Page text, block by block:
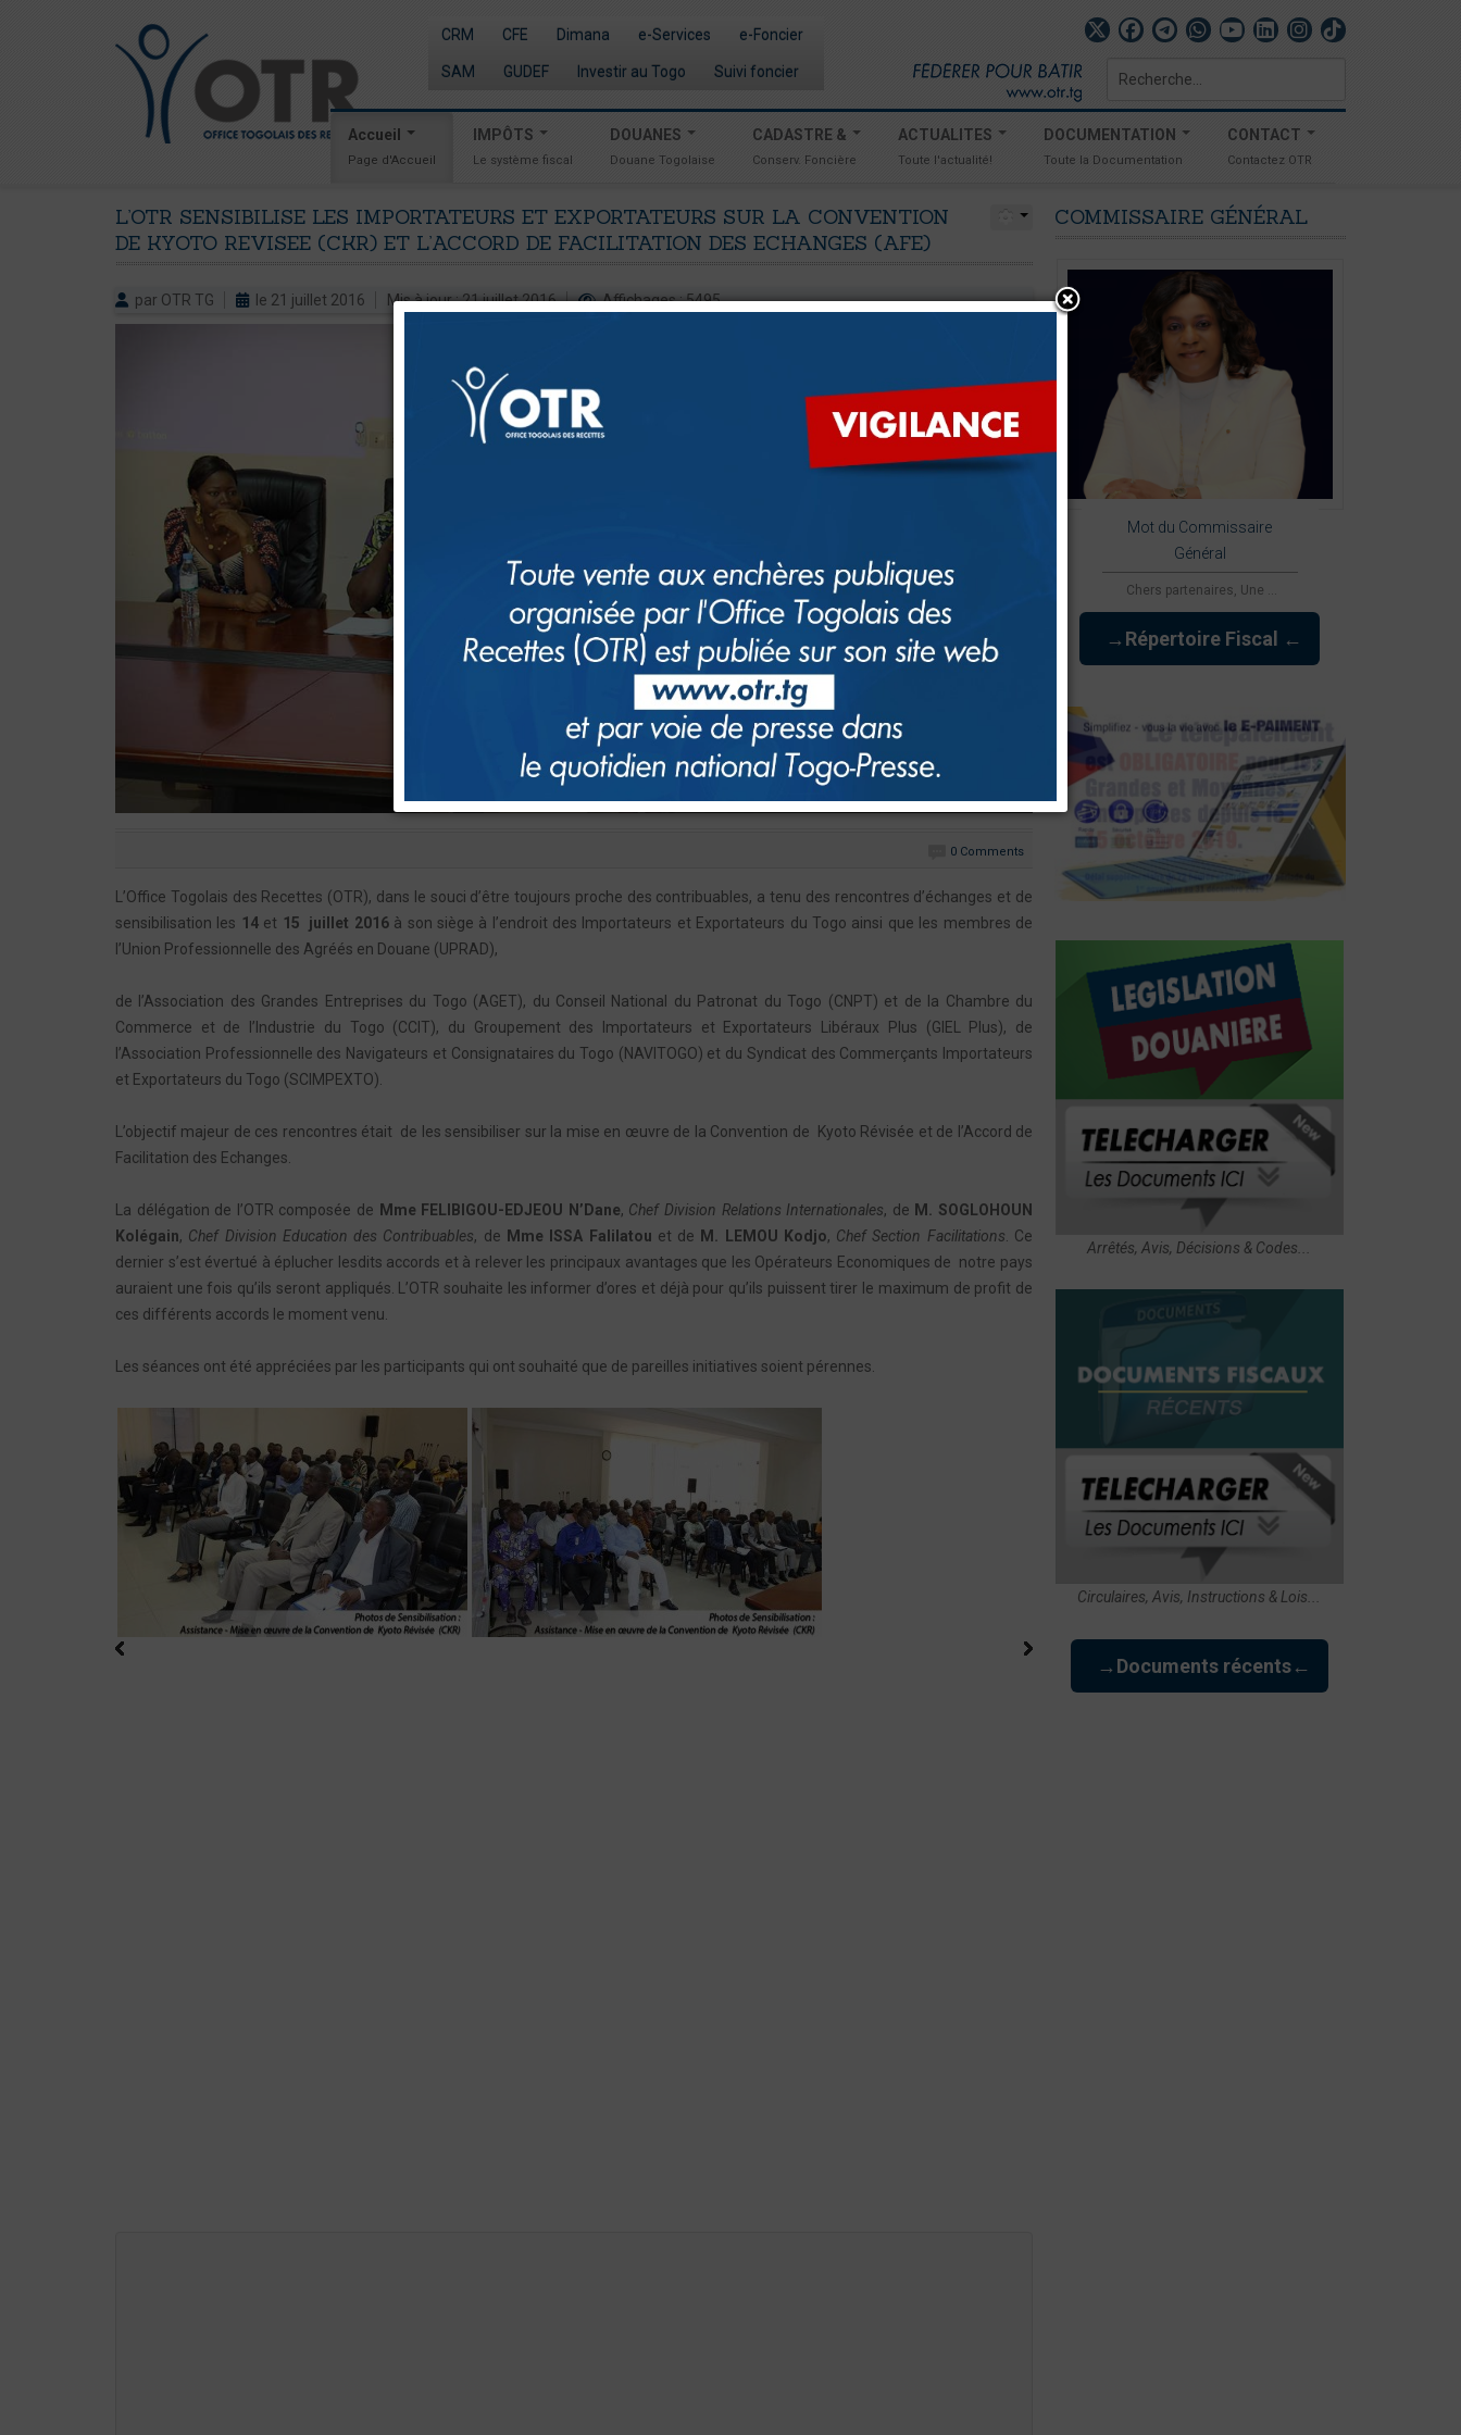
CRM CFE Dimana e-Services e-Foncier
SAM GUDEF Investir au Togo Suivi foncier Rechercher
Accueil
Page d'Accueil
IMPÔTS
Le système fiscal
DOUANES
Douane Togolaise
CADASTRE &
Conserv. Foncière
ACTUALITES
Toute l'actualité!
DOCUMENTATION
Toute la Documentation
CONTACT
Contactez OTR
L’OTR SENSIBILISE LES IMPORTATEURS ET EXPORTATEURS SUR LA CONVENTION
DE KYOTO REVISEE (CKR) ET L’ACCORD DE FACILITATION DES ECHANGES (AFE)
par OTR TG le 21 juillet 2016 Mis à jour : 21 juillet 2016 Affichages : 5495
0 Comments
L’Office Togolais des Recettes (OTR), dans le souci d’être toujours proche des contribuables, a tenu des rencontres d’échanges et de
sensibilisation les 14 et 15 juillet 2016à son siège à l’endroit des Importateurs et Exportateurs du Togo ainsi que les membres de
l’Union Professionnelle des Agréés en Douane (UPRAD),
de l’Association des Grandes Entreprises du Togo (AGET), du Conseil National du Patronat du Togo (CNPT) et de la Chambre du
Commerce et de l’Industrie du Togo (CCIT), du Groupement des Importateurs et Exportateurs Libéraux Plus (GIEL Plus), de
l’Association Professionnelle des Navigateurs et Consignataires du Togo (NAVITOGO) et du Syndicat des Commerçants Importateurs
et Exportateurs du Togo (SCIMPEXTO).
L’objectif majeur de ces rencontres était de les sensibiliser sur la mise en œuvre de la Convention de Kyoto Révisée et de l’Accord de
Facilitation des Echanges.
La délégation de l’OTR composée de Mme FELIBIGOU-EDJEOU N’Dane, Chef Division Relations Internationales, de M. SOGLOHOUN
Kolégain, Chef Division Education des Contribuables, de Mme ISSA Falilatou et de M. LEMOU Kodjo, Chef Section Facilitations. Ce
dernier s’est évertué à éplucher lesdits accords et à relever les principaux avantages que les Opérateurs Economiques de notre pays
auraient une fois qu’ils seront appliqués. L’OTR souhaite les informer d’ores et déjà pour qu’ils puissent tirer le maximum de profit de
ces différents accords le moment venu.
Les séances ont été appréciées par les participants qui ont souhaité que de pareilles initiatives soient pérennes.
COMMISSAIRE GÉNÉRAL
Mot du Commissaire
Général
Chers partenaires, Une ...
→Répertoire Fiscal ←
Arrêtés, Avis, Décisions & Codes...
Circulaires, Avis, Instructions & Lois...
→Documents récents←